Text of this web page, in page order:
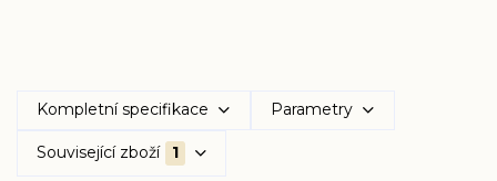
Kompletní specifikace Parametry
Související zboží 1